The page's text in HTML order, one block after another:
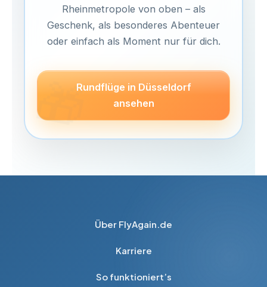
Rheinmetropole von oben – als
Geschenk, als besonderes Abenteuer
oder einfach als Moment nur für dich.
Rundflüge in Düsseldorf
ansehen
Über FlyAgain.de
Karriere
So funktioniert’s